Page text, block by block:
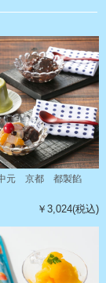
中元 京都 都製餡
￥3,024(税込)